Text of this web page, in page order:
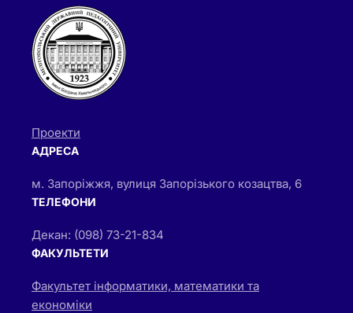
Проекти
АДРЕСА
м. Запоріжжя, вулиця Запорізького козацтва, 6
ТЕЛЕФОНИ
Декан: (098) 73-21-834
ФАКУЛЬТЕТИ
Факультет інформатики, математики та
економіки